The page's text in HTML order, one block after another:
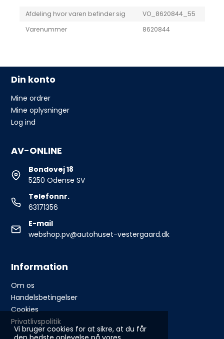
Vi bruger cookies for at sikre, at du får
Afdeling hvor varen befinder sig
VO_8620844_55
Varenummer
8620844
Din konto
Mine ordrer
Mine oplysninger
Log ind
AV-ONLINE
Bondovej 18
5250 Odense SV
Telefonnr.
63171356
E-mail
webshop.pv@autohuset-vestergaard.dk
Information
Om os
Handelsbetingelser
Cookies
Privatlivspolitik